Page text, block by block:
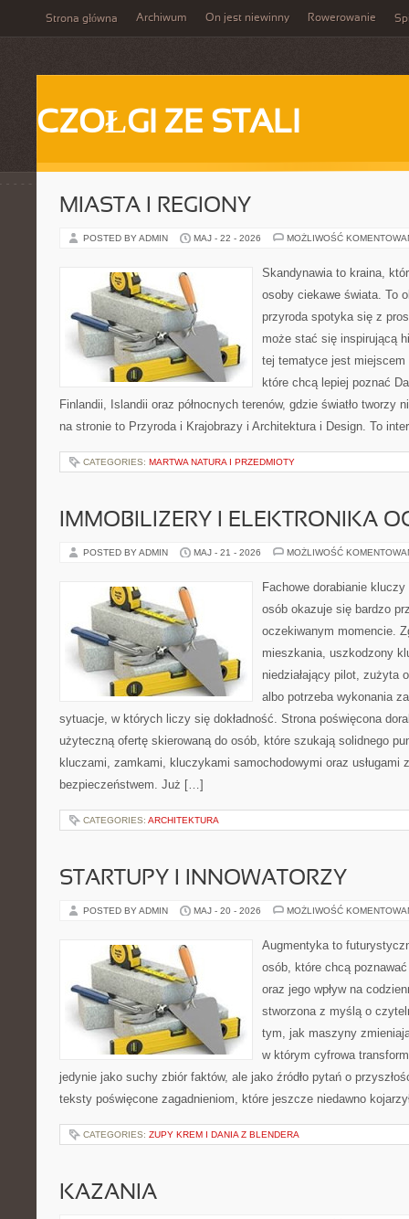
Strona główna Archiwum On jest niewinny Rowerowanie
CZOŁGI ZE STALI
MIASTA I REGIONY
POSTED BY ADMIN MAJ - 22 - 2026 MOŻLIWOŚĆ
Skandynawia to kraina,
osoby ciekawe świata. To
przyroda spotyka się z
może stać się inspirującą
tej tematyce jest miejscem
które chcą lepiej poznać
Finlandii, Islandii oraz północnych terenów, gdzie światło tworzy
na stronie to Przyroda i Krajobrazy i Architektura i Design. To
CATEGORIES: MARTWA NATURA I PRZEDMIOTY
IMMOBILIZERY I ELEKTRONIKA
POSTED BY ADMIN MAJ - 21 - 2026 MOŻLIWOŚĆ
Fachowe dorabianie
osób okazuje się bardzo
oczekiwanym momencie.
mieszkania, uszkodzony
niedziałający pilot, zużyta
albo potrzeba wykonania
sytuacje, w których liczy się dokładność. Strona poświęcona
użyteczną ofertę skierowaną do osób, które szukają solidnego
kluczami, zamkami, kluczykami samochodowymi oraz usługami
bezpieczeństwem. Już […]
CATEGORIES: ARCHITEKTURA
STARTUPY I INNOWATORZY
POSTED BY ADMIN MAJ - 20 - 2026 MOŻLIWOŚĆ
Augmentyka to
osób, które chcą
oraz jego wpływ na
stworzona z myślą o
tym, jak maszyny
w którym cyfrowa
jedynie jako suchy zbiór faktów, ale jako źródło pytań o
teksty poświęcone zagadnieniom, które jeszcze niedawno
CATEGORIES: ZUPY KREM I DANIA Z BLENDERA
KAZANIA